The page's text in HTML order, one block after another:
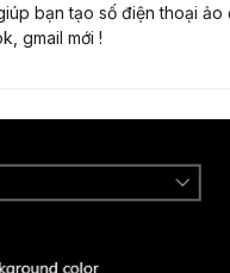
bạn tạo số điện thoại ảo
gmail mới !